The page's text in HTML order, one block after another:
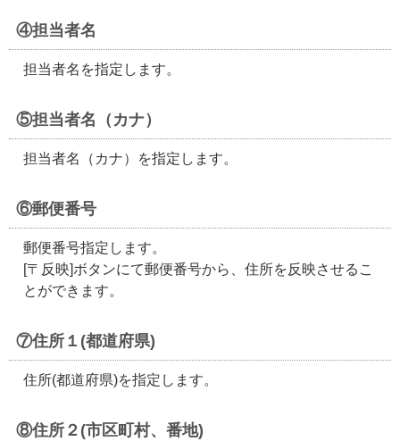
④担当者名
担当者名を指定します。
⑤担当者名（カナ）
担当者名（カナ）を指定します。
⑥郵便番号
郵便番号指定します。
[〒反映]ボタンにて郵便番号から、住所を反映させるこ
とができます。
⑦住所１(都道府県)
住所(都道府県)を指定します。
⑧住所２(市区町村、番地)